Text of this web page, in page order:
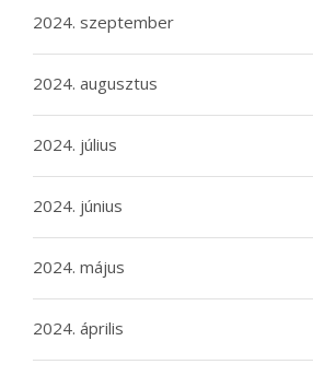
2024. szeptember
2024. augusztus
2024. július
2024. június
2024. május
2024. április